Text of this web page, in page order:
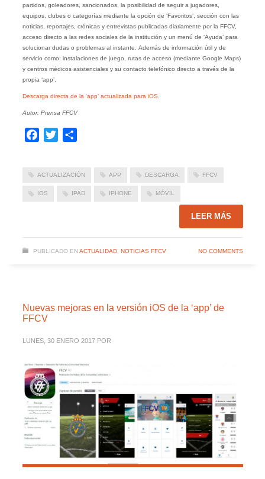
partidos, goleadores, sancionados, la posibilidad de seguir a jugadores,
equipos, clubes o categorías mediante la opción de ‘Favoritos’, sección con las
noticias, reportajes, crónicas y entrevistas publicadas diariamente por la FFCV,
acceso directo a las redes sociales de la institución y un menú de ‘Ayuda’ para
solucionar dudas o problemas al instante. Además de información útil y de
servicio como: instalaciones de juego, rutas de acceso (mediante Google Maps)
y centros médicos asistenciales y su contacto telefónico directo a través de la
propia ‘app’.
Descarga directa de la ‘app’ actualizada para iOS.
Autor: Prensa FFCV
Facebook
Twitter
ACTUALIZACIÓN APP DESCARGA FFCV
IOS IPAD IPHONE MÓVIL
LEER MÁS
PUBLICADO EN ACTUALIDAD, NOTICIAS FFCV NO COMMENTS
Nuevas mejoras en la versión iOS de la ‘app’ de
FFCV
LUNES, 30 ENERO 2017 POR